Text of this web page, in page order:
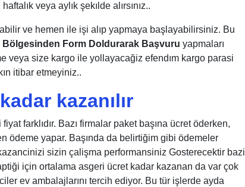
veya aylık şekılde alırsınız..
ve hemen ile işi alıp yapmaya başlayabilirsiniz. Bu
Bölgesinden Form Doldurarak Başvuru yapmaları
veya size kargo ile yollayacağiz efendım kargo parasi
itibar etmeyiniz..
kazanılır
farklıdır. Bazı firmalar paket başına ücret öderken,
ödeme yapar. Başında da belirtiğim gibi ödemeler
sizin çalişma performansiniz Gosterecektir bazi
için ortalama asgeri ücret kadar kazanan da var çok
ev ambalajlarını tercih ediyor. Bu tür işlerde ayda